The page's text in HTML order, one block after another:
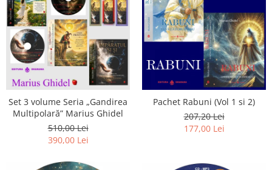
Set 3 volume Seria „Gandirea
Multipolară” Marius Ghidel
510,00 Lei
390,00 Lei
Pachet Rabuni (Vol 1 si 2)
207,20 Lei
177,00 Lei